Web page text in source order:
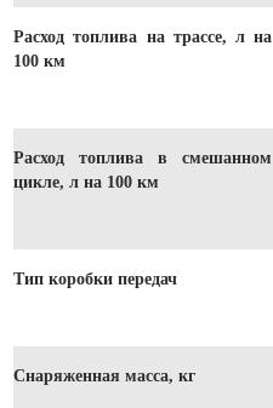
Расход топлива на трассе, л на
100 км
Расход топлива в смешанном
цикле, л на 100 км
Тип коробки передач
Снаряженная масса, кг